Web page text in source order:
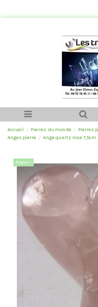
Accueil Pierres du monde Pierres
Anges pierre
Ange quartz rose 7,5cm
Promo !